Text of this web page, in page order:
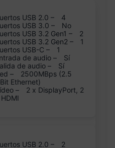
USB 2.0 –
4
USB 3.0 –
No
USB 3.2 Gen1 –
2
USB 3.2 Gen2 –
1
USB-C –
1
de audio –
Sí
de audio –
Sí
–
2500MBps (2.5
Ethernet)
–
2 x DisplayPort, 2
USB 2.0 –
2